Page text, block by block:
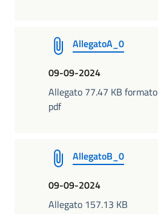
AllegatoA_0
09-09-2024
Allegato 77.47 KB formato
pdf
AllegatoB_0
09-09-2024
Allegato 157.13 KB